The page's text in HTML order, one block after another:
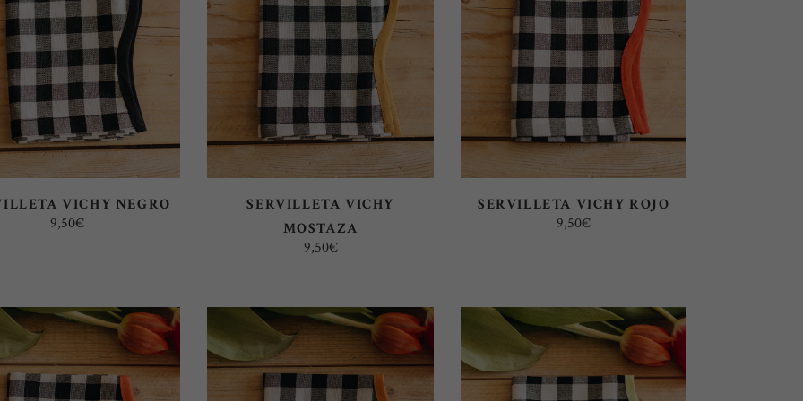
SELECT OPTIONS
VICHY NEGRO
9,50€
SELECT OPTIONS
SERVILLETA VICHY
MOSTAZA
9,50€
SELECT OPTIONS
SERVILLETA VICHY ROJO
9,50€